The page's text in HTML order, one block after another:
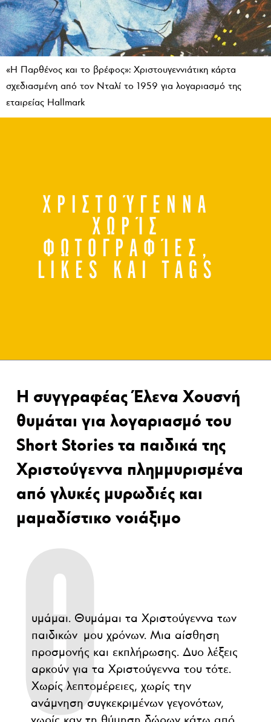
«Η Παρθένος και το βρέφος»: Χριστουγεννιάτικη κάρτα
σχεδιασμένη από τον Νταλί το 1959 για λογαριασμό της
εταιρείας Hallmark
ΧΡΙΣΤΟΎΓΕΝΝΑ
ΧΩΡΊΣ
ΦΩΤΟΓΡΑΦΊΕΣ,
LIKES ΚΑΙ TAGS
PUBLISHED
20•12•2023
Η συγγραφέας Έλενα Χουσνή
θυμάται για λογαριασμό του
Short Stories τα παιδικά της
Χριστούγεννα πλημμυρισμένα
από γλυκές μυρωδιές και
μαμαδίστικο νοιάξιμο
Θ
υμάμαι. Θυμάμαι τα Χριστούγεννα των
παιδικών μου χρόνων. Μια αίσθηση
προσμονής και εκπλήρωσης. Δυο λέξεις
αρκούν για τα Χριστούγεννα του τότε.
Χωρίς λεπτομέρειες, χωρίς την
ανάμνηση συγκεκριμένων γεγονότων,